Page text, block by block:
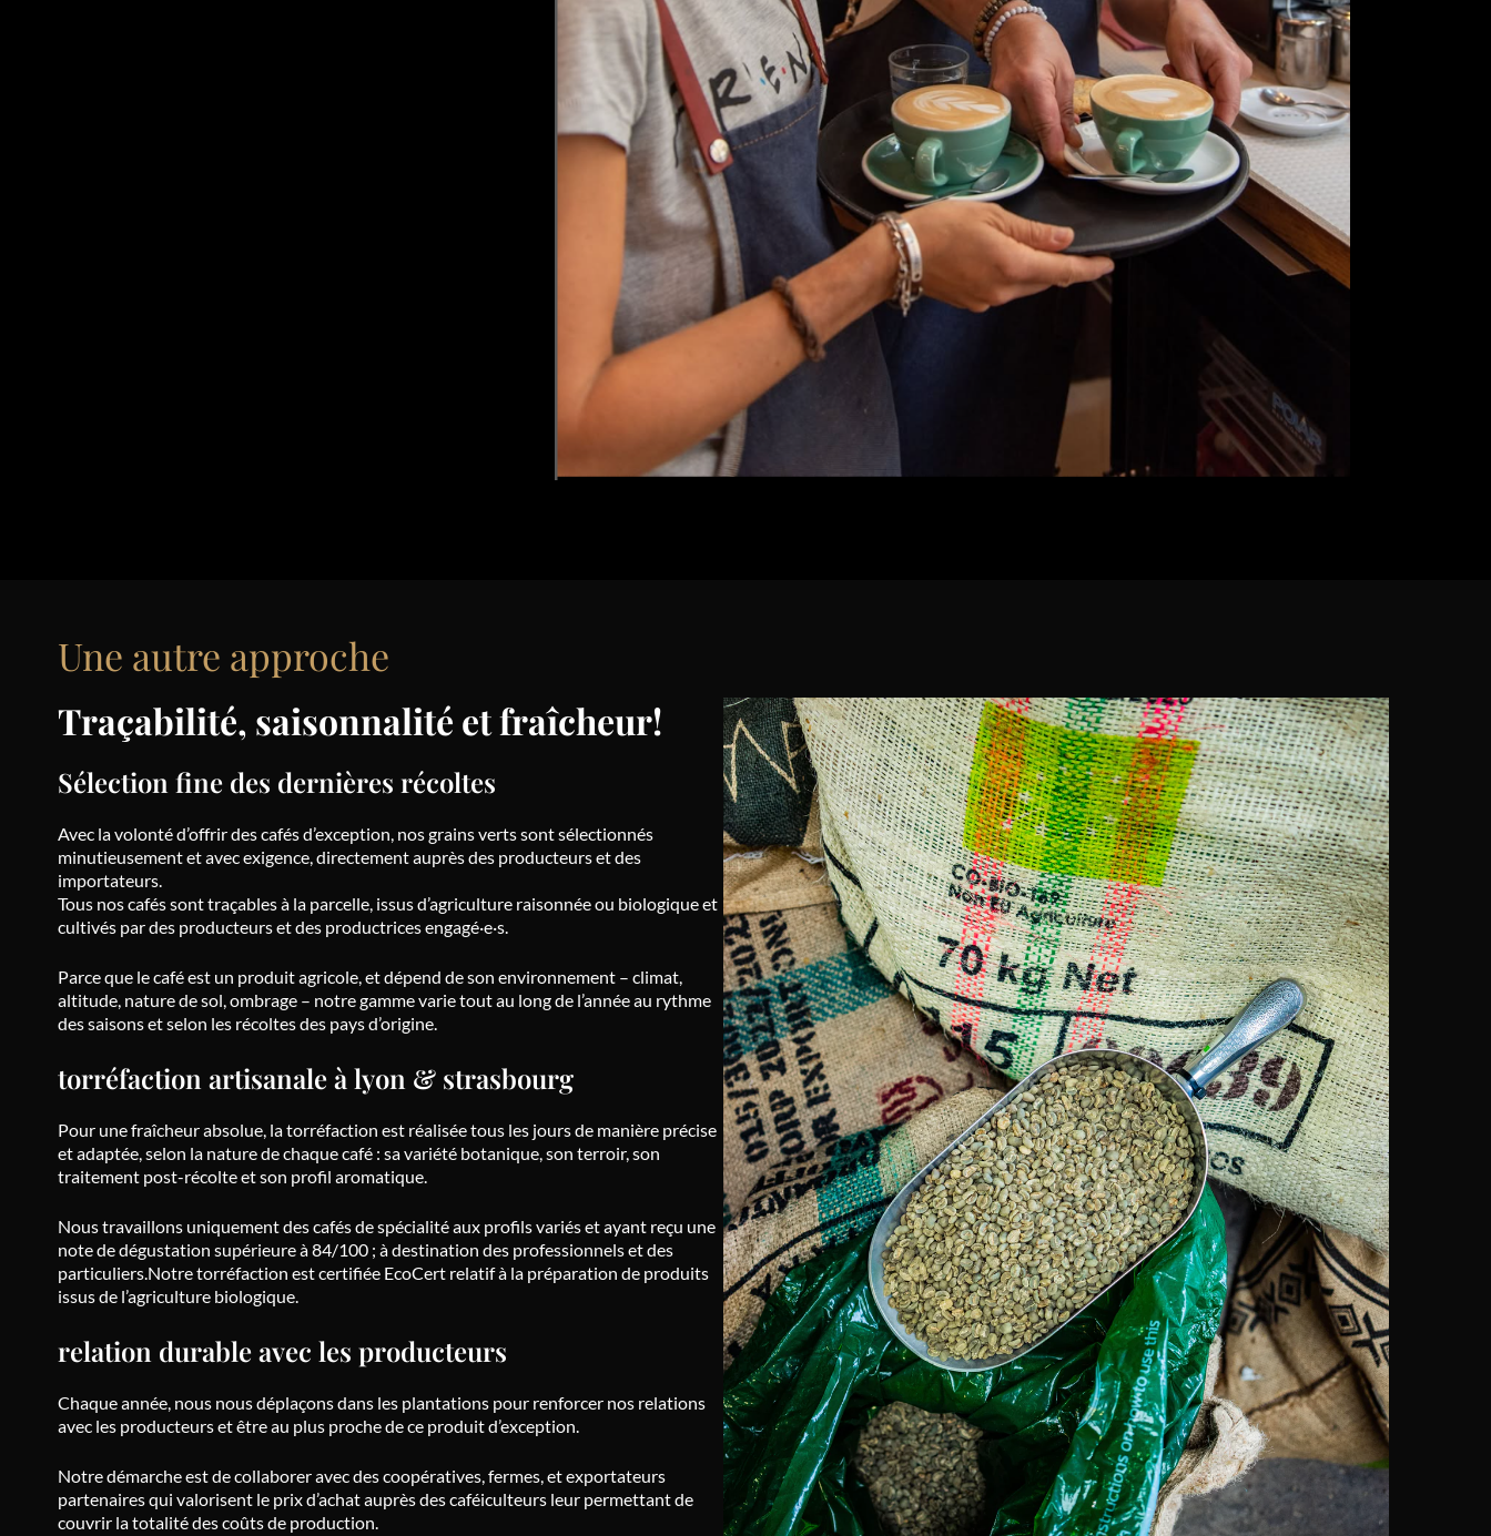
Une autre approche
Traçabilité, saisonnalité et fraîcheur!
Sélection fine des dernières récoltes
Avec la volonté d’offrir des cafés d’exception, nos grains verts sont sélectionnés
minutieusement et avec exigence, directement auprès des producteurs et des
importateurs.
Tous nos cafés sont traçables à la parcelle, issus d’agriculture raisonnée ou biologique et
cultivés par des producteurs et des productrices engagé·e·s.
Parce que le café est un produit agricole, et dépend de son environnement – climat,
altitude, nature de sol, ombrage – notre gamme varie tout au long de l’année au rythme
des saisons et selon les récoltes des pays d’origine.
torréfaction artisanale à lyon & strasbourg
Pour une fraîcheur absolue, la torréfaction est réalisée tous les jours de manière précise
et adaptée, selon la nature de chaque café : sa variété botanique, son terroir, son
traitement post-récolte et son profil aromatique.
Nous travaillons uniquement des cafés de spécialité aux profils variés et ayant reçu une
note de dégustation supérieure à 84/100 ; à destination des professionnels et des
particuliers.Notre torréfaction est certifiée EcoCert relatif à la préparation de produits
issus de l’agriculture biologique.
relation durable avec les producteurs
Chaque année, nous nous déplaçons dans les plantations pour renforcer nos relations
avec les producteurs et être au plus proche de ce produit d’exception.
Notre démarche est de collaborer avec des coopératives, fermes, et exportateurs
partenaires qui valorisent le prix d’achat auprès des caféiculteurs leur permettant de
couvrir la totalité des coûts de production.